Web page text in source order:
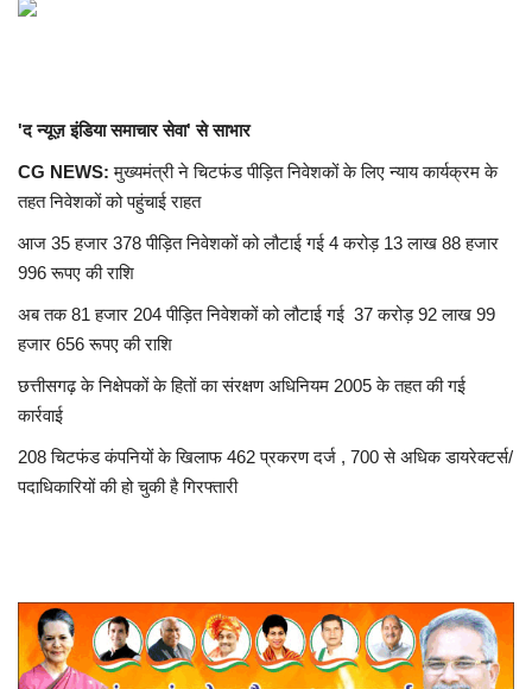
राज्य
संपादकीय
रोजगार
राजनीति
मनोरंजन
हेल्थ
'द न्यूज़ इंडिया समाचार सेवा' से साभार
CG NEWS: मुख्यमंत्री ने चिटफंड पीड़ित निवेशकों के लिए न्याय कार्यक्रम के
तहत निवेशकों को पहुंचाई राहत
आज 35 हजार 378 पीड़ित निवेशकों को लौटाई गई 4 करोड़ 13 लाख 88 हजार
996 रूपए की राशि
अब तक 81 हजार 204 पीड़ित निवेशकों को लौटाई गई 37 करोड़ 92 लाख 99
हजार 656 रूपए की राशि
छत्तीसगढ़ के निक्षेपकों के हितों का संरक्षण अधिनियम 2005 के तहत की गई
कार्रवाई
208 चिटफंड कंपनियों के खिलाफ 462 प्रकरण दर्ज , 700 से अधिक डायरेक्टर्स/
पदाधिकारियों की हो चुकी है गिरफ्तारी